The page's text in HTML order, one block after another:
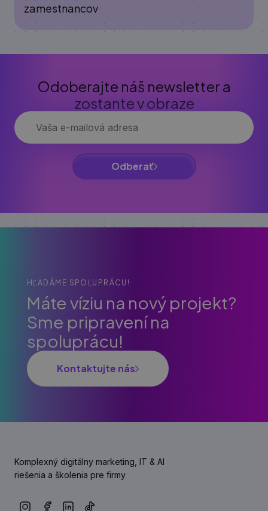
zamestnancov
Odoberajte náš newsletter a
zostante v obraze
Odberať
HĽADÁME SPOLUPRÁCU!
Máte víziu na nový projekt?
Sme pripravení na
spoluprácu!
Kontaktujte nás
Komplexný digitálny marketing, IT & AI
riešenia a školenia pre firmy